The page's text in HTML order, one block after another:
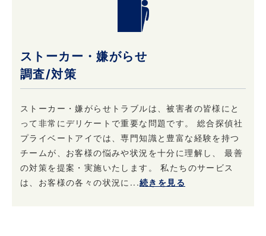
ストーカー・嫌がらせ
調査/対策
ストーカー・嫌がらせトラブルは、被害者の皆様にと
って非常にデリケートで重要な問題です。 総合探偵社
プライベートアイでは、専門知識と豊富な経験を持つ
チームが、お客様の悩みや状況を十分に理解し、 最善
の対策を提案・実施いたします。 私たちのサービス
は、お客様の各々の状況に...続きを見る